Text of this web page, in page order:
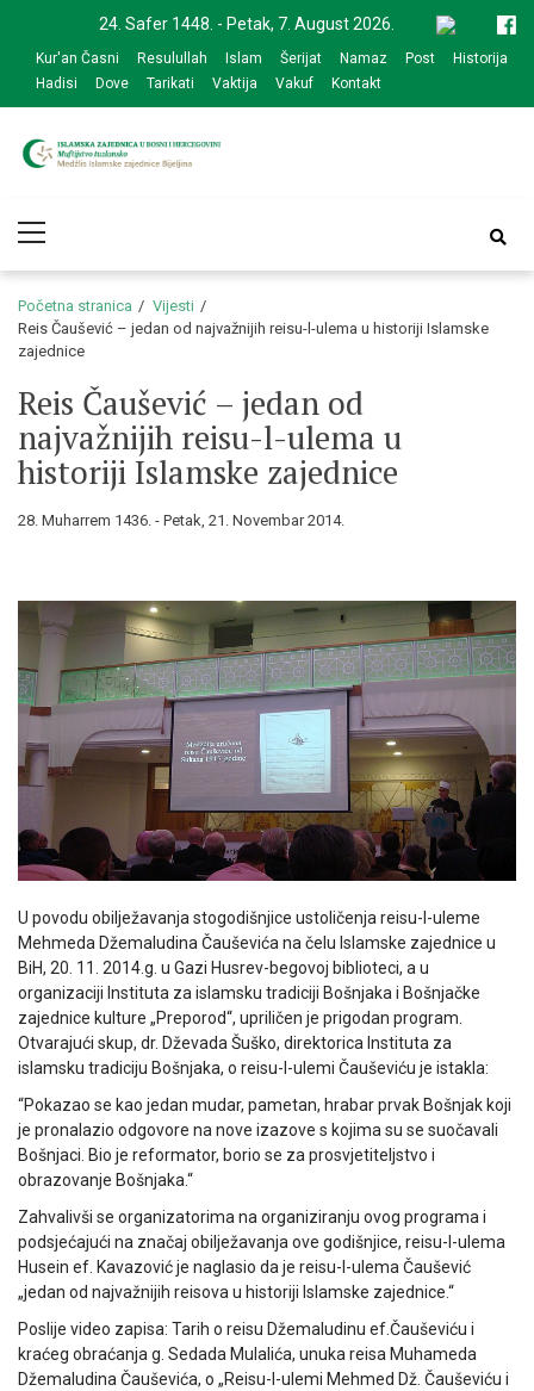
navigation
content
24. Safer 1448. - Petak, 7. August 2026.
Kur'an Časni Resulullah Islam Šerijat Namaz Post
Historija
Hadisi
Dove Tarikati Vaktija Vakuf Kontakt
zajednice Bijeljina
Menu
Početna stranica
Vijesti
Reis Čaušević – jedan od najvažnijih reisu-l-ulema u historiji Islamske
zajednice
Reis Čaušević – jedan od
najvažnijih reisu-l-ulema u
historiji Islamske zajednice
28. Muharrem 1436. - Petak, 21. Novembar 2014.
U povodu obilježavanja stogodišnjice ustoličenja reisu-l-uleme
Mehmeda Džemaludina Čauševića na čelu Islamske zajednice u
BiH, 20. 11. 2014.g. u Gazi Husrev-begovoj biblioteci, a u
organizaciji Instituta za islamsku tradiciji Bošnjaka i Bošnjačke
zajednice kulture „Preporod“, upriličen je prigodan program.
Otvarajući skup, dr. Dževada Šuško, direktorica Instituta za
islamsku tradiciju Bošnjaka, o reisu-l-ulemi Čauševiću je istakla:
“Pokazao se kao jedan mudar, pametan, hrabar prvak Bošnjak koji
je pronalazio odgovore na nove izazove s kojima su se suočavali
Bošnjaci. Bio je reformator, borio se za prosvjetiteljstvo i
obrazovanje Bošnjaka.“
Zahvalivši se organizatorima na organiziranju ovog programa i
podsjećajući na značaj obilježavanja ove godišnjice, reisu-l-ulema
Husein ef. Kavazović je naglasio da je reisu-l-ulema Čaušević
„jedan od najvažnijih reisova u historiji Islamske zajednice.“
Poslije video zapisa: Tarih o reisu Džemaludinu ef.Čauševiću i
kraćeg obraćanja g. Sedada Mulalića, unuka reisa Muhameda
Džemaludina Čauševića, o „Reisu-l-ulemi Mehmed Dž. Čauševiću i